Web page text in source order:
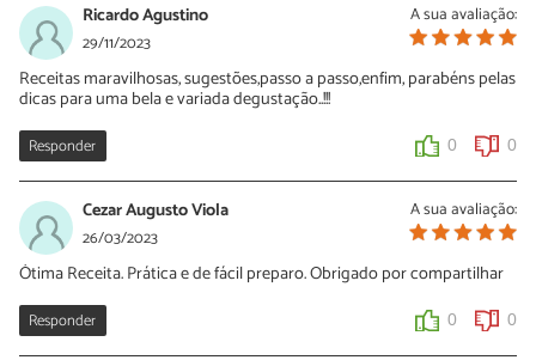
A sua avaliação:
Ricardo Agustino
29/11/2023
Receitas maravilhosas, sugestões,passo a passo,enfim, parabéns pelas
dicas para uma bela e variada degustação..!!!
Responder 0 0
A sua avaliação:
Cezar Augusto Viola
26/03/2023
Ótima Receita. Prática e de fácil preparo. Obrigado por compartilhar
Responder 0 0